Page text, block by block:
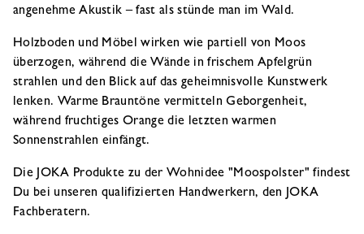
angenehme Akustik – fast als stünde man im Wald.
Holzboden und Möbel wirken wie partiell von Moos
überzogen, während die Wände in frischem Apfelgrün
strahlen und den Blick auf das geheimnisvolle Kunstwerk
lenken. Warme Brauntöne vermitteln Geborgenheit,
während fruchtiges Orange die letzten warmen
Sonnenstrahlen einfängt.
Die JOKA Produkte zu der Wohnidee "Moospolster" findest
Du bei unseren qualifizierten Handwerkern, den JOKA
Fachberatern.